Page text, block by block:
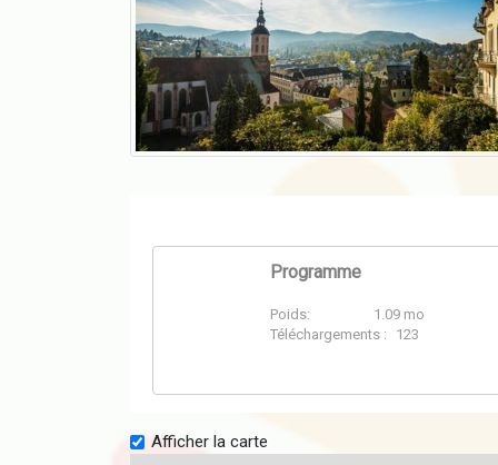
Programme
Poids:
1.09 mo
Téléchargements :
123
Afficher la carte